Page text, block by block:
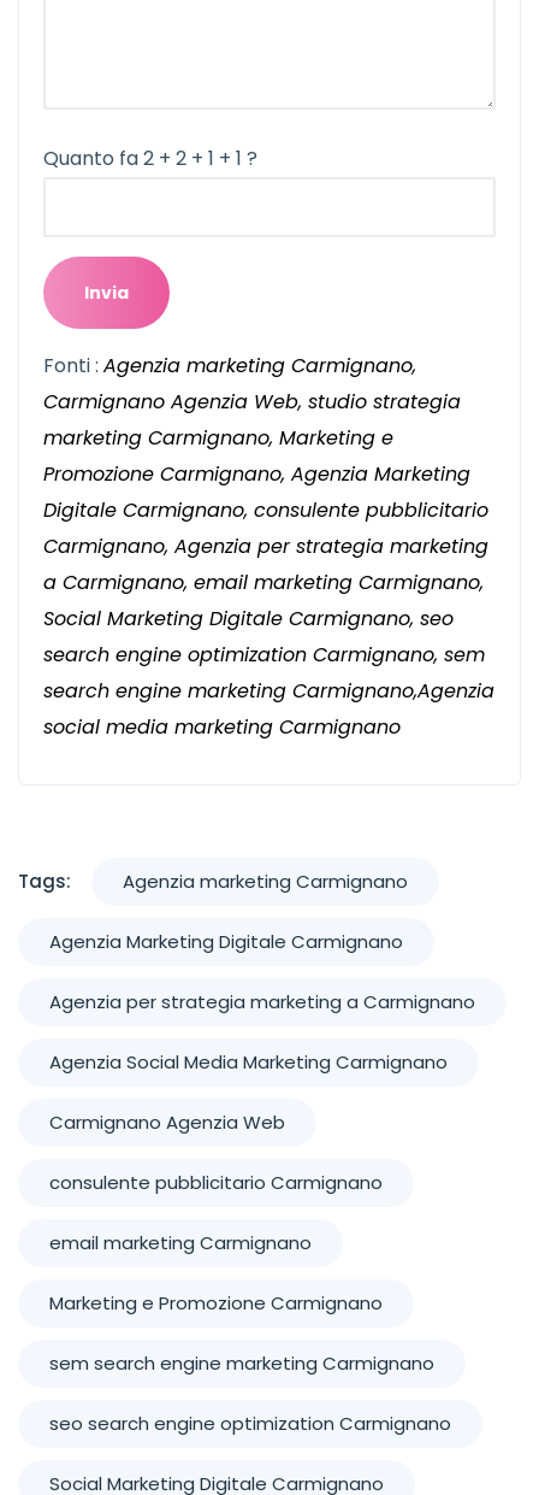
Quanto fa 2 + 2 + 1 + 1 ?
Fonti : Agenzia marketing Carmignano,
Carmignano Agenzia Web, studio strategia
marketing Carmignano, Marketing e
Promozione Carmignano, Agenzia Marketing
Digitale Carmignano, consulente pubblicitario
Carmignano, Agenzia per strategia marketing
a Carmignano, email marketing Carmignano,
Social Marketing Digitale Carmignano, seo
search engine optimization Carmignano, sem
search engine marketing Carmignano,Agenzia
social media marketing Carmignano
Tags: Agenzia marketing Carmignano
Agenzia Marketing Digitale Carmignano
Agenzia per strategia marketing a Carmignano
Agenzia Social Media Marketing Carmignano
Carmignano Agenzia Web
consulente pubblicitario Carmignano
email marketing Carmignano
Marketing e Promozione Carmignano
sem search engine marketing Carmignano
seo search engine optimization Carmignano
Social Marketing Digitale Carmignano